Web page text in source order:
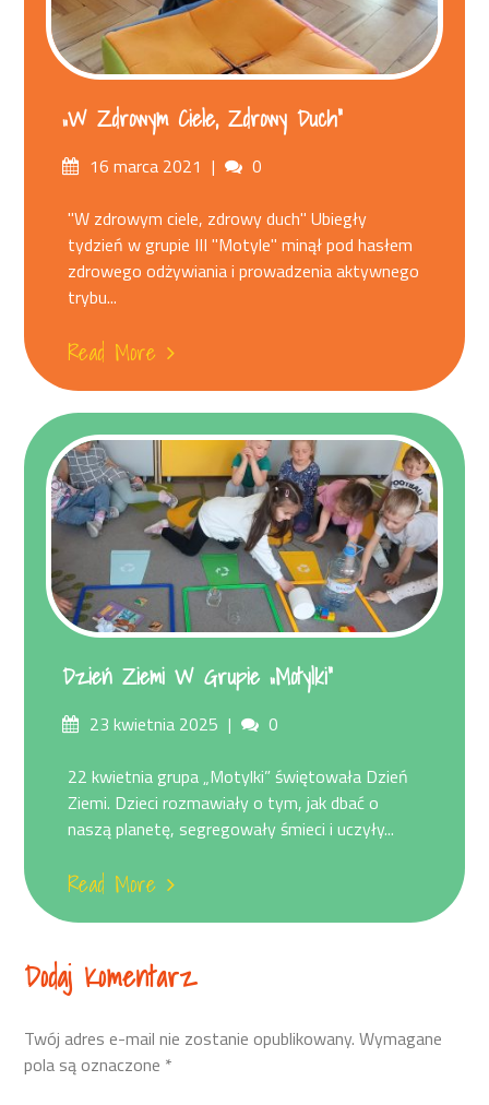
„W Zdrowym Ciele, Zdrowy Duch”
Posted16 marca 2021 Comments
0
"W zdrowym ciele, zdrowy duch" Ubiegły
tydzień w grupie III "Motyle" minął pod hasłem
zdrowego odżywiania i prowadzenia aktywnego
trybu...
Read More
Dzień Ziemi W Grupie „Motylki”
Posted23 kwietnia 2025 Comments
0
22 kwietnia grupa „Motylki” świętowała Dzień
Ziemi. Dzieci rozmawiały o tym, jak dbać o
naszą planetę, segregowały śmieci i uczyły...
Read More
Dodaj Komentarz
Twój adres e-mail nie zostanie opublikowany. Wymagane
pola są oznaczone *